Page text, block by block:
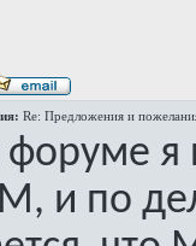
Re: Предложения и
форуме я
и по